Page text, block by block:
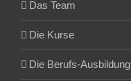
Das Team
Die Kurse
Die Berufs-Ausbildung